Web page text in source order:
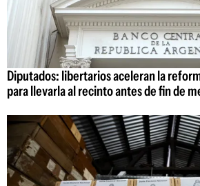
Diputados: libertarios aceleran la
para llevarla al recinto antes de fin de